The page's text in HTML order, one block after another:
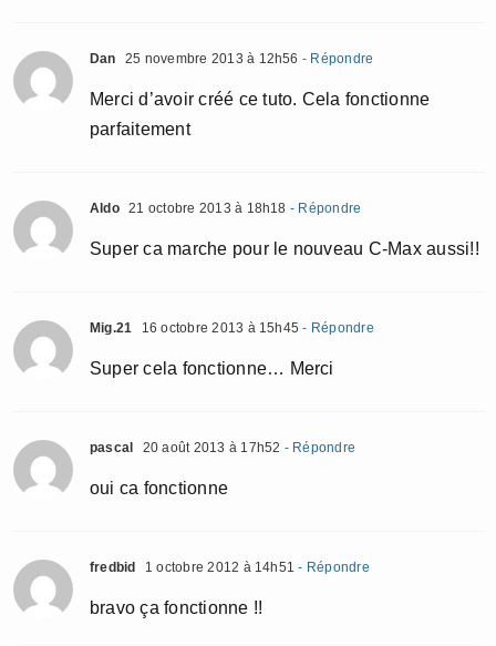
Dan 25 novembre 2013 à 12h56 - Répondre
Merci d’avoir créé ce tuto. Cela fonctionne
parfaitement
Aldo 21 octobre 2013 à 18h18 - Répondre
Super ca marche pour le nouveau C-Max aussi!!
Mig.21 16 octobre 2013 à 15h45 - Répondre
Super cela fonctionne… Merci
pascal 20 août 2013 à 17h52 - Répondre
oui ca fonctionne
fredbid 1 octobre 2012 à 14h51 - Répondre
bravo ça fonctionne !!